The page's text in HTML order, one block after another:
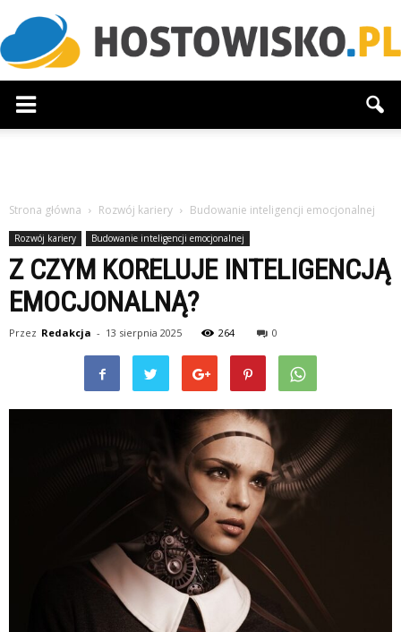
Strona główna Rozwój kariery Budowanie inteligencji emocjonalnej
Rozwój kariery Budowanie inteligencji emocjonalnej
Z CZYM KORELUJE INTELIGENCJĄ
EMOCJONALNĄ?
Przez Redakcja - 13 sierpnia 2025 264 0